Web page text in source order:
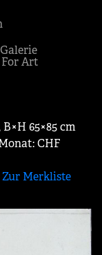
Art
65×85 cm
CHF
Zur Merkliste